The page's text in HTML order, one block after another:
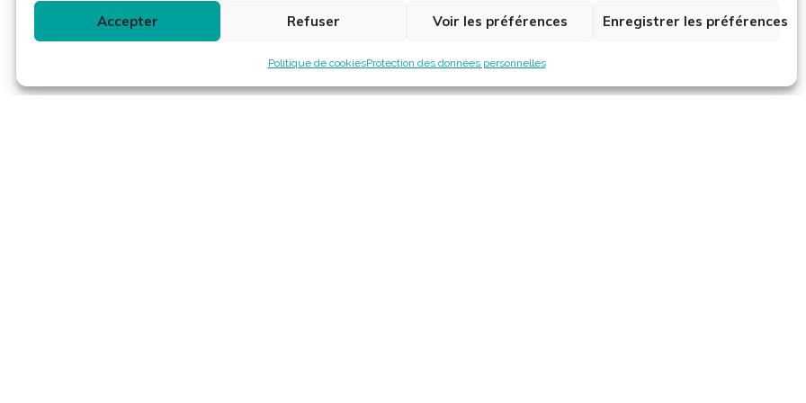
Accepter Refuser Voir les préférences Enregistrer les préférences
Politique de cookiesProtection des données personnelles